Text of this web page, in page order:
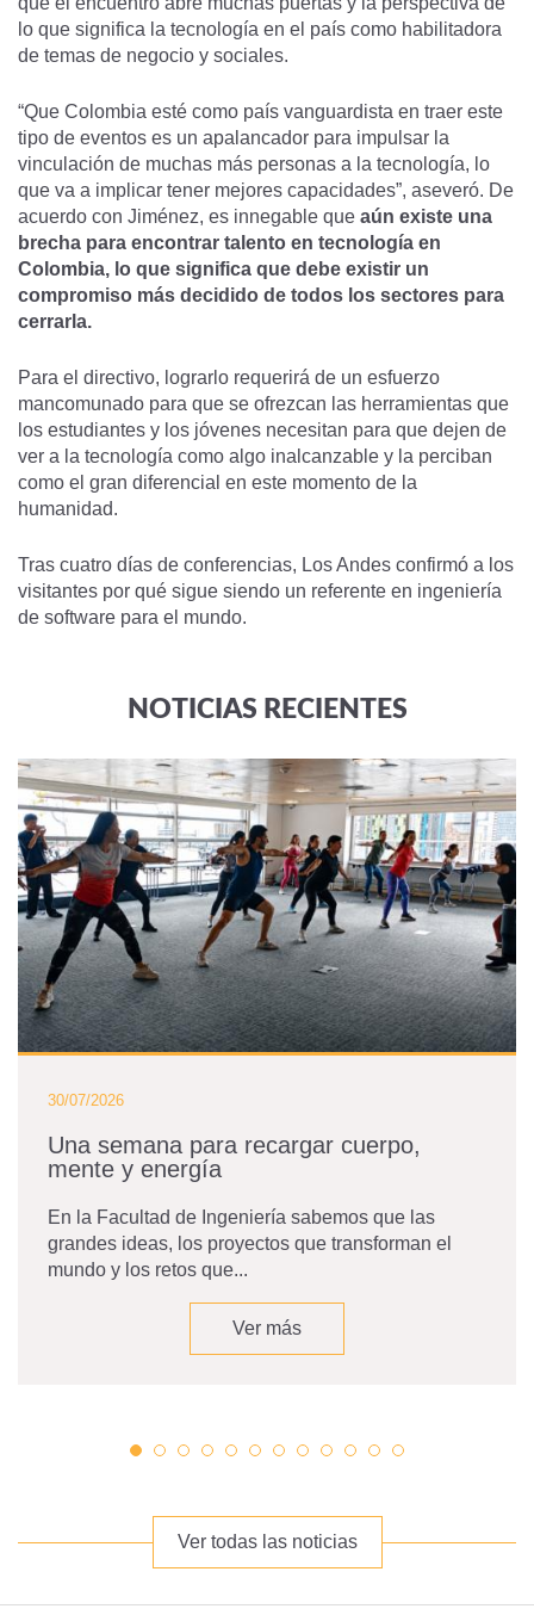
lo que significa la tecnología en el país como habilitadora
de temas de negocio y sociales.
“Que Colombia esté como país vanguardista en traer este
tipo de eventos es un apalancador para impulsar la
vinculación de muchas más personas a la tecnología, lo
que va a implicar tener mejores capacidades”, aseveró. De
acuerdo con Jiménez, es innegable que aún existe una
brecha para encontrar talento en tecnología en
Colombia, lo que significa que debe existir un
compromiso más decidido de todos los sectores para
cerrarla.
Para el directivo, lograrlo requerirá de un esfuerzo
mancomunado para que se ofrezcan las herramientas que
los estudiantes y los jóvenes necesitan para que dejen de
ver a la tecnología como algo inalcanzable y la perciban
como el gran diferencial en este momento de la
humanidad.
Tras cuatro días de conferencias, Los Andes confirmó a los
visitantes por qué sigue siendo un referente en ingeniería
de software para el mundo.
NOTICIAS RECIENTES
30/07/2026
Una semana para recargar cuerpo,
mente y energía
En la Facultad de Ingeniería sabemos que las
grandes ideas, los proyectos que transforman el
mundo y los retos que...
Ver más
Ver todas las noticias